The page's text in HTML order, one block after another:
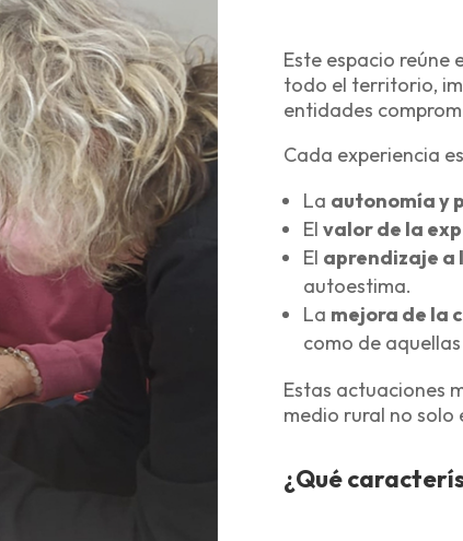
Este espacio reúne
todo el territorio,
entidades
Cada experiencia
La autonomía y
El valor de la
El aprendizaje a
autoestima.
La mejora de la
como de
Estas actuaciones
medio rural no solo
¿Qué